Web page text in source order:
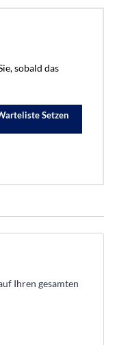
und erstellen
→
89 88
sobald das
Setzen
Ihren gesamten